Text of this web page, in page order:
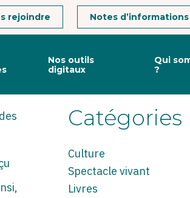
Notes d’informations
rejoindre
Nos outils
digitaux
Qui
?
Vie
du
Rechercher
Catégories
Culture
Spectacle vivant
Livres